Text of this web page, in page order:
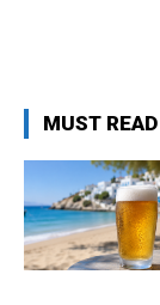
MUST READ